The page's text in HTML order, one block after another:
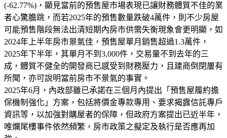
(-62.77%)，顯見當前的預售屋市場表現已讓財務體質不佳的業
者心驚膽跳，而若2025年的預售數量跌破4萬件，則不少房屋
可能預售階段無法出清短期內房市供需失衡現象會更明顯，如
2024年上半年房市景氣佳，預售屋單月銷售超過1.3萬件，
2025年下半年，其單月不到3,000件，交易量不到去年的三
成，體質不健全的開發商已感受到財務壓力，且建商倒閉屢有
所聞，亦可說明當前房市不景氣的事實。
2025年6月，內政部雖已承諾在三個月內提出「預售屋履約擔
保機制強化」方案，包括將價金專款專用、要求揭露信託專戶
資訊等，以加強對購屋者的保障，但政府方案提出已近半年，
唯爛尾樓事件依然頻繁，房市政策之擬定及執行是否應再加